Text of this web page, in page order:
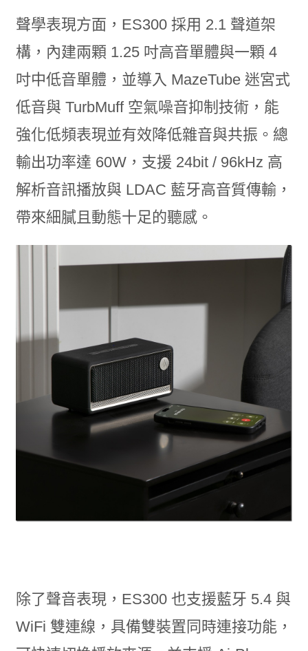
聲學表現方面，ES300 採用 2.1 聲道架
構，內建兩顆 1.25 吋高音單體與一顆 4
吋中低音單體，並導入 MazeTube 迷宮式
低音與 TurbMuff 空氣噪音抑制技術，能
強化低頻表現並有效降低雜音與共振。總
輸出功率達 60W，支援 24bit / 96kHz 高
解析音訊播放與 LDAC 藍牙高音質傳輸，
帶來細膩且動態十足的聽感。
除了聲音表現，ES300 也支援藍牙 5.4 與
WiFi 雙連線，具備雙裝置同時連接功能，